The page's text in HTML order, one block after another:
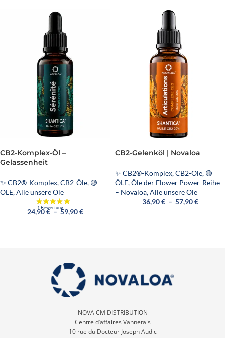
CB2-Komplex-Öl –
Gelassenheit
✨ CB2®-Komplex,CB2-Öle, 🟡
ÖLE,Alle unsere Öle
24,90€–59,90€
CB2-Gelenköl | Novaloa
✨ CB2®-Komplex,CB2-Öle, 🟡
ÖLE,Öle der Flower Power-Reihe
– Novaloa,Alle unsere Öle
36,90€ – 57,90€
NOVA CM DISTRIBUTION
Centre d’affaires Vannetais
10 rue du Docteur Joseph Audic